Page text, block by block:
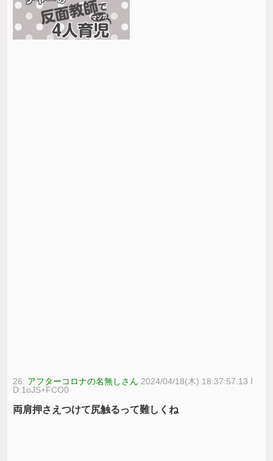
26: アフターコロナの名無しさん 2024/04/18(木) 18:37:57.13 I
D:1oJS+FCO0
両肩押さえつけて尻触るって難しくね